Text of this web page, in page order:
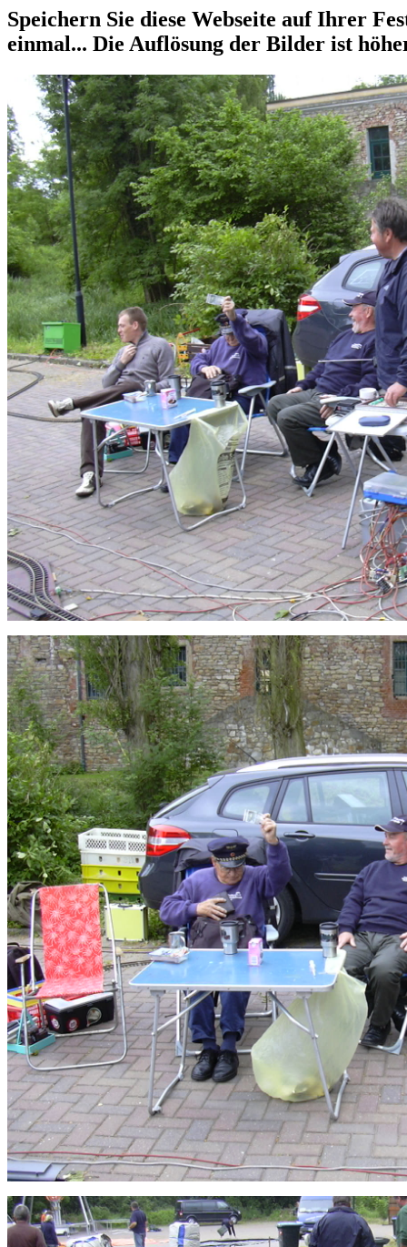
Speichern Sie diese Webseite auf Ihrer
einmal... Die Auflösung der Bilder ist